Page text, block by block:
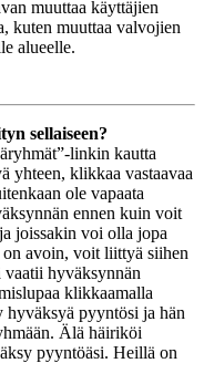
muuttaa käyttäjien
kuten muuttaa valvojien
alueelle.
sellaiseen?
linkin kautta
yhteen, klikkaa vastaavaa
ole vapaata
ennen kuin voit
joissakin voi olla jopa
avoin, voit liittyä siihen
hyväksynnän
klikkaamalla
hyväksyä pyyntösi ja hän
Älä häiriköi
pyyntöäsi. Heillä on